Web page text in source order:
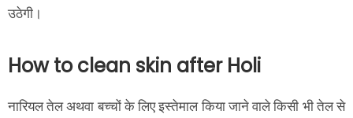
उठेगी।
How to clean skin after Holi
नारियल तेल अथवा बच्चों के लिए इस्तेमाल किया जाने वाले किसी भी तेल से